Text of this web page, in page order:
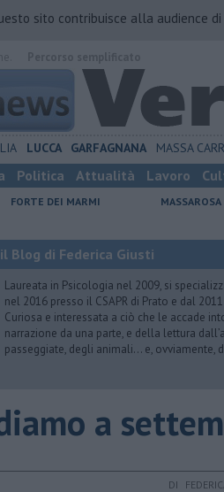
sito contribuisce alla audience di
LUCCA GARFAGNANA MASSA
Politica Attualità Lavoro
FORTE DEI MARMI MASSAROSA
il Blog di Federica Giusti
Laureata in Psicologia nel 2009, si
nel 2016 presso il CSAPR di Prato e dal
Curiosa e interessata a ciò che le accade
narrazione da una parte, e della lettura
passeggiate, degli animali… e, ovviamente,
a
DI